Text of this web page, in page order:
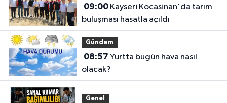
09:00Kayseri Kocasinan'da tarım
buluşması hasatla açıldı
Gündem
08:57
olacak?
Genel